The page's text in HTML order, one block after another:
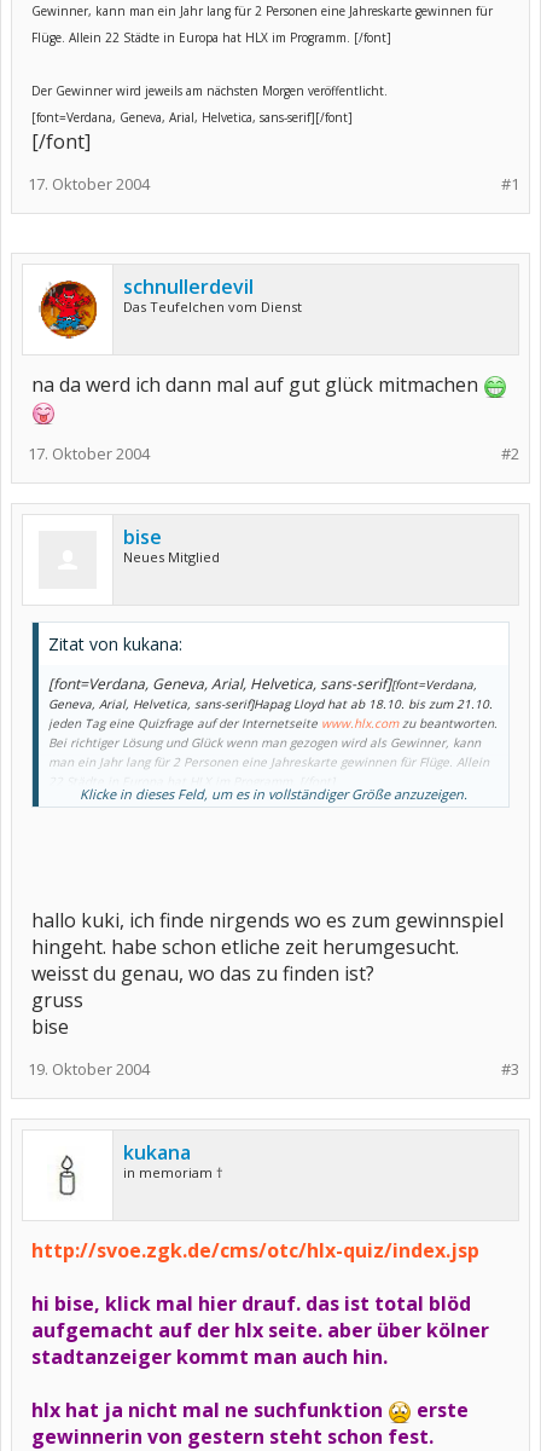
Gewinner, kann man ein Jahr lang für 2 Personen eine Jahreskarte gewinnen für
Flüge. Allein 22 Städte in Europa hat HLX im Programm. [/font]
Der Gewinner wird jeweils am nächsten Morgen veröffentlicht.
[font=Verdana, Geneva, Arial, Helvetica, sans-serif][/font]
[/font]
#1
17. Oktober 2004
schnullerdevil
Das Teufelchen vom Dienst
na da werd ich dann mal auf gut glück mitmachen
#2
17. Oktober 2004
bise
Neues Mitglied
Zitat von kukana:
[font=Verdana, Geneva, Arial, Helvetica, sans-serif][font=Verdana,
Geneva, Arial, Helvetica, sans-serif]Hapag Lloyd hat ab 18.10. bis zum 21.10.
jeden Tag eine Quizfrage auf der Internetseite www.hlx.comzu beantworten.
Bei richtiger Lösung und Glück wenn man gezogen wird als Gewinner, kann
man ein Jahr lang für 2 Personen eine Jahreskarte gewinnen für Flüge. Allein
Klicke in dieses Feld, um es in vollständiger Größe anzuzeigen.
hallo kuki, ich finde nirgends wo es zum gewinnspiel
hingeht. habe schon etliche zeit herumgesucht.
weisst du genau, wo das zu finden ist?
gruss
bise
#3
19. Oktober 2004
kukana
in memoriam †
http://svoe.zgk.de/cms/otc/hlx-quiz/index.jsp
hi bise, klick mal hier drauf. das ist total blöd
aufgemacht auf der hlx seite. aber über kölner
stadtanzeiger kommt man auch hin.
hlx hat ja nicht mal ne suchfunktion
erste
gewinnerin von gestern steht schon fest.